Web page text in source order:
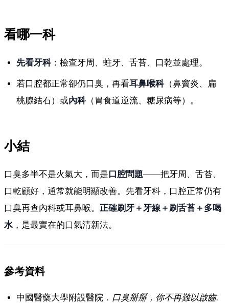
看哪一科
先看牙科：檢查牙周、蛀牙、舌苔、口乾並處理。
若口腔都正常卻仍口臭，再看耳鼻喉科（鼻竇炎、扁
桃腺結石）或內科（胃食道逆流、糖尿病等）。
小結
口臭多半不是火氣大，而是口腔問題——把牙周、舌苔、
口乾顧好，通常就能明顯改善。先看牙科，口腔正常仍有
口臭再查內科或耳鼻喉。 正確刷牙＋牙線＋刷舌苔＋多喝
水 ，是最實在的口氣清新法。
參考資料
中國醫藥大學附設醫院． 口臭掰掰，你不再難以啟齒.